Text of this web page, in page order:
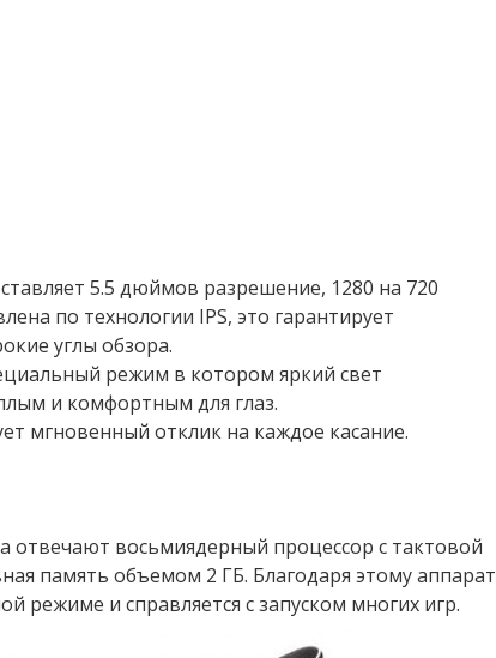
5.5 дюймов разрешение, 1280 на 720
по технологии IPS, это гарантирует
углы обзора.
режим в котором яркий свет
и комфортным для глаз.
мгновенный отклик на каждое касание.
отвечают восьмиядерный процессор с тактовой
память объемом 2 ГБ. Благодаря этому аппарат
режиме и справляется с запуском многих игр.